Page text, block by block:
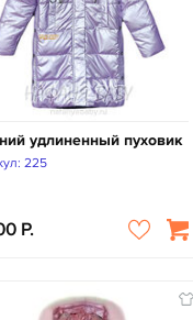
удлиненный пуховик
225